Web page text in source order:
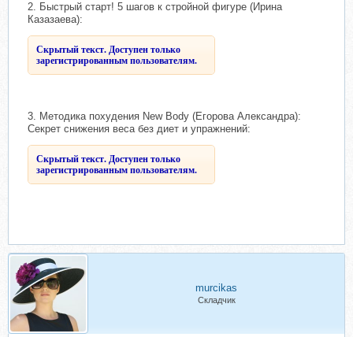
2. Быстрый старт! 5 шагов к стройной фигуре (Ирина
Казазаева):
Скрытый текст. Доступен только
зарегистрированным пользователям.
3. Методика похудения New Body (Егорова Александра):
Секрет снижения веса без диет и упражнений:
Скрытый текст. Доступен только
зарегистрированным пользователям.
murcikas
Складчик